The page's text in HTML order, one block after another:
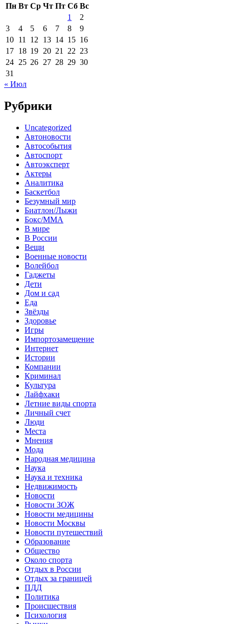
Пн Вт Ср Чт Пт Сб Вс
1
2
3
4 5 6 7 8
9
10 11 12 13 14 15 16
17 18 19 20 21 22 23
24 25 26 27 28 29 30
31
« Июл
Рубрики
Uncategorized
Автоновости
Автособытия
Автоспорт
Автоэксперт
Актеры
Аналитика
Баскетбол
Безумный мир
Биатлон/Лыжи
Бокс/MMA
В мире
В России
Вещи
Военные новости
Волейбол
Гаджеты
Дети
Дом и сад
Еда
Звёзды
Здоровье
Игры
Импортозамещение
Интернет
Истории
Компании
Криминал
Культура
Лайфхаки
Летние виды спорта
Личный счет
Люди
Места
Мнения
Мода
Народная медицина
Наука
Наука и техника
Недвижимость
Новости
Новости ЗОЖ
Новости медицины
Новости Москвы
Новости путешествий
Образование
Общество
Около спорта
Отдых в России
Отдых за границей
ПДД
Политика
Происшествия
Психология